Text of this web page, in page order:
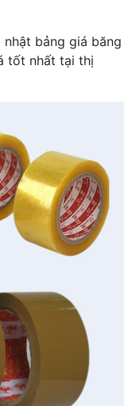
nhật bảng giá băng
tốt nhất tại thị